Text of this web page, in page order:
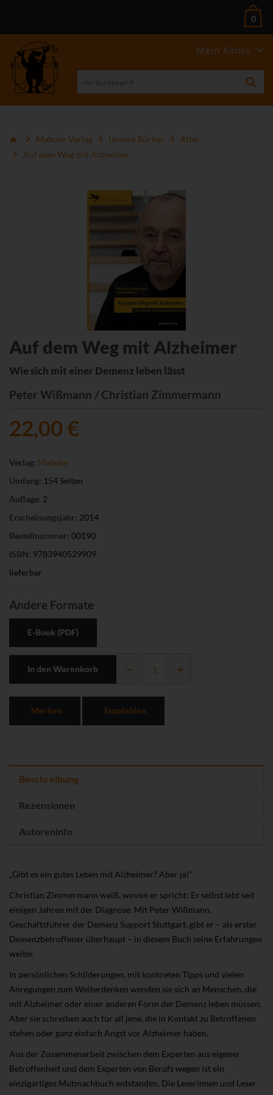
Mein Konto
0
Mabuse-Verlag Unsere Bücher
Alter
Auf dem Weg mit Alzheimer
Auf dem Weg mit Alzheimer
Wie sich mit einer Demenz leben lässt
Peter Wißmann / Christian Zimmermann
22,00 €
Verlag: Mabuse
Umfang: 154 Seiten
Auflage: 2
Erscheinungsjahr: 2014
Bestellnummer: 00190
ISBN: 9783940529909
lieferbar
Andere Formate
E-Book (PDF)
In den Warenkorb
Merken Empfehlen
Beschreibung
Rezensionen
Autoreninfo
„Gibt es ein gutes Leben mit Alzheimer? Aber ja!"
Christian Zimmermann weiß, wovon er spricht: Er selbst lebt seit
einigen Jahren mit der Diagnose. Mit Peter Wißmann,
Geschäftsführer der Demenz Support Stuttgart, gibt er – als erster
Demenzbetroffener überhaupt – in diesem Buch seine Erfahrungen
weiter.
In persönlichen Schilderungen, mit konkreten Tipps und vielen
Anregungen zum Weiterdenken wenden sie sich an Menschen, die
mit Alzheimer oder einer anderen Form der Demenz leben müssen.
Aber sie schreiben auch für all jene, die in Kontakt zu Betroffenen
stehen oder ganz einfach Angst vor Alzheimer haben.
Aus der Zusammenarbeit zwischen dem Experten aus eigener
Betroffenheit und dem Experten von Berufs wegen ist ein
einzigartiges Mutmachbuch entstanden. Die Leserinnen und Leser